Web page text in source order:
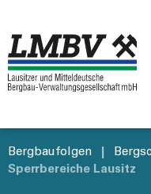
Bergbaufolgen
Sperrbereiche Lausitz